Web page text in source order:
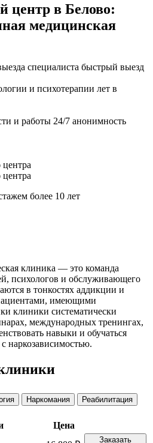
центр в Белово:
медицинская
быстрый выезд
лет в
анонимность
более 10 лет
клиника — это команда
психологов и обслуживающего
в тонкостях аддикции и
имеющими
клиники систематически
международных тренингах,
навыки и обучаться
наркозависимостью.
Наркомания
Реабилитация
Цена
Заказать